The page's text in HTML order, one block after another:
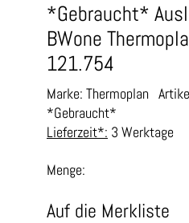
*Gebraucht*
BWone
121.754
Marke: Thermoplan
*Gebraucht*
Lieferzeit*: 3 Werktage
Menge:
Auf die Merkliste